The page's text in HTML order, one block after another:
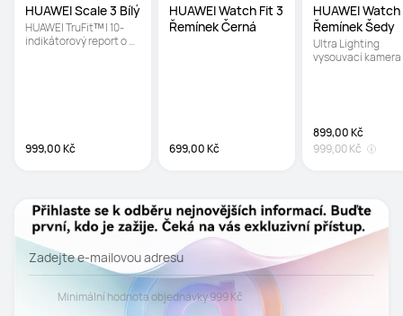
HUAWEI Scale 3 Bílý
HUAWEI TruFitᵀᴹ | 10-
indikátorový report o
999,00 Kč
HUAWEI Watch Fit 3
Řemínek Černá
699,00 Kč
HUAWEI
Řemínek Šedy
Ultra Lighting
vysouvací kamera
899,00 Kč
999,00 Kč
Zadejte e-mailovou adresu
Minimální hodnota objednávky 999 Kč